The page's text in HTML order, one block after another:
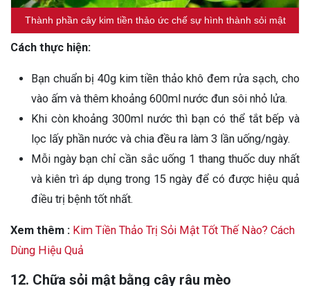
Thành phần cây kim tiền thảo ức chế sự hình thành sỏi mật
Cách thực hiện:
Bạn chuẩn bị 40g kim tiền thảo khô đem rửa sạch, cho
vào ấm và thêm khoảng 600ml nước đun sôi nhỏ lửa.
Khi còn khoảng 300ml nước thì bạn có thể tắt bếp và
lọc lấy phần nước và chia đều ra làm 3 lần uống/ngày.
Mỗi ngày bạn chỉ cần sắc uống 1 thang thuốc duy nhất
và kiên trì áp dụng trong 15 ngày để có được hiệu quả
điều trị bệnh tốt nhất.
Xem thêm : Kim Tiền Thảo Trị Sỏi Mật Tốt Thế Nào? Cách
Dùng Hiệu Quả
12. Chữa sỏi mật bằng cây râu mèo